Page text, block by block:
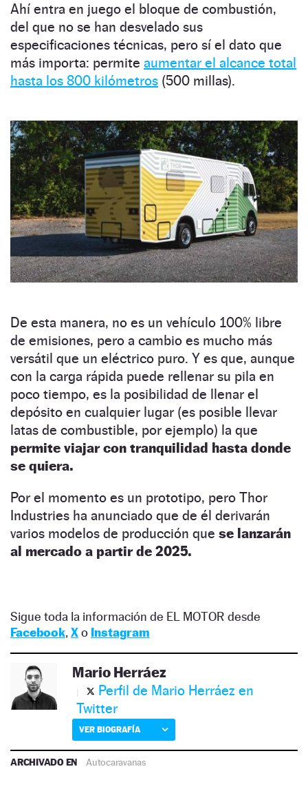
Ahí entra en juego el bloque de combustión,
del que no se han desvelado sus
especificaciones técnicas, pero sí el dato que
más importa: permite aumentar el alcance total
hasta los 800 kilómetros (500 millas).
De esta manera, no es un vehículo 100% libre
de emisiones, pero a cambio es mucho más
versátil que un eléctrico puro. Y es que, aunque
con la carga rápida puede rellenar su pila en
poco tiempo, es la posibilidad de llenar el
depósito en cualquier lugar (es posible llevar
latas de combustible, por ejemplo) la que
permite viajar con tranquilidad hasta donde
se quiera.
Por el momento es un prototipo, pero Thor
Industries ha anunciado que de él derivarán
varios modelos de producción que se lanzarán
al mercado a partir de 2025.
Sigue toda la información de EL MOTOR desde
Facebook, Xo Instagram
Mario Herráez
Perfil de Mario Herráez en
Twitter
VER BIOGRAFÍA
ARCHIVADO EN Autocaravanas